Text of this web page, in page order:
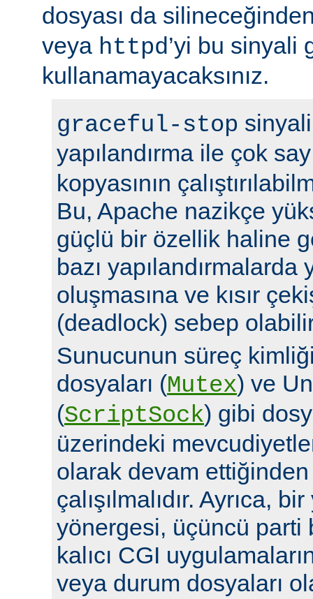
dosyası da
veya httpd’yi bu sinyali
kullanamayacaksınız.
graceful-stop
yapılandırma ile çok
kopyasının
Bu, Apache nazikçe
güçlü bir özellik haline
bazı yapılandırmalarda
oluşmasına ve kısır
(deadlock) sebep
Sunucunun süreç
dosyaları (Mutex) ve
(ScriptSock) gibi
üzerindeki
olarak devam
çalışılmalıdır. Ayrıca,
yönergesi, üçüncü parti
kalıcı CGI
veya durum dosyaları